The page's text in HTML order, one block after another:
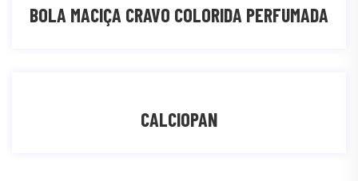
BOLA MACIÇA CRAVO COLORIDA PERFUMADA
CALCIOPAN